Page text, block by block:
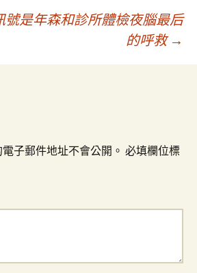
號是年森和診所體檢夜腦最后
的呼救 →
子郵件地址不會公開。 必填欄位標